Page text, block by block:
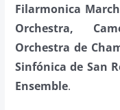
Filarmonica
Orchestra,
Orchestra de
Sinfónica de San
Ensemble.